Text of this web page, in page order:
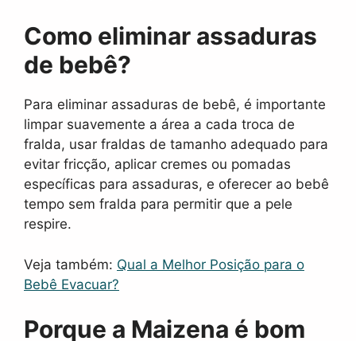
Como eliminar assaduras
de bebê?
Para eliminar assaduras de bebê, é importante
limpar suavemente a área a cada troca de
fralda, usar fraldas de tamanho adequado para
evitar fricção, aplicar cremes ou pomadas
específicas para assaduras, e oferecer ao bebê
tempo sem fralda para permitir que a pele
respire.
Veja também: Qual a Melhor Posição para o
Bebê Evacuar?
Porque a Maizena é bom